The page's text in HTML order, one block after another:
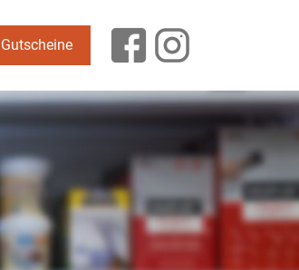
Gutscheine